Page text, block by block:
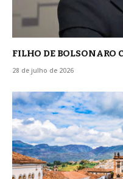
FILHO DE BOLSONARO
28 de julho de 2026